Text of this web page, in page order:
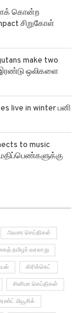
கொன்ற
சிறுகோள்
make two
இரண்டு ஒலிகளை
live in winter பனி
to music
அவசர செய்திகள்
தமிழர் வரலாறு
கிரிக்கெட்
சினிமா செய்திகள்
மியூசிக்